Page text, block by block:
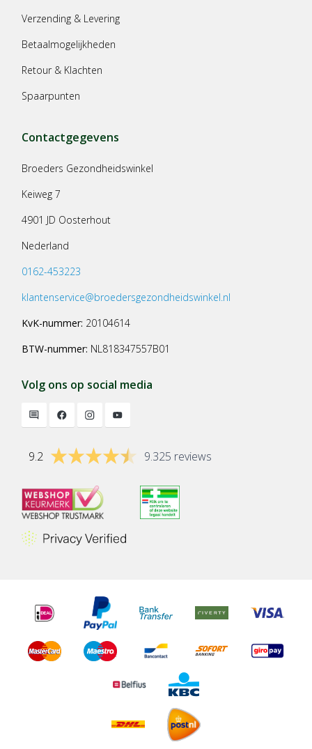
Verzending & Levering
Betaalmogelijkheden
Retour & Klachten
Spaarpunten
Contactgegevens
Broeders Gezondheidswinkel
Keiweg 7
4901 JD Oosterhout
Nederland
0162-453223
klantenservice@broedersgezondheidswinkel.nl
KvK-nummer: 20104614
BTW-nummer: NL818347557B01
Volg ons op social media
9.2 9.325 reviews